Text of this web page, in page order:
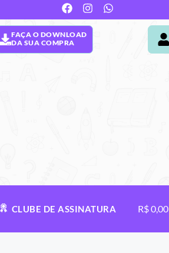
FAÇA O DOWNLOAD
DA SUA COMPRA
CLUBE DE ASSINATURA R$0,00